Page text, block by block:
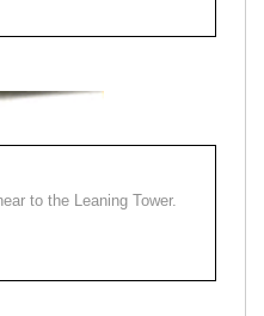
to the Leaning Tower.